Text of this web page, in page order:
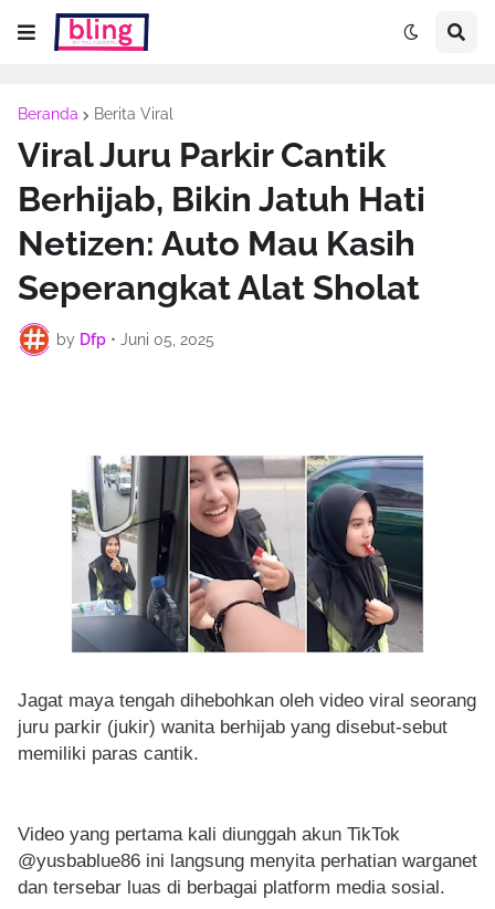
Beranda Berita Viral
Viral Juru Parkir Cantik
Berhijab, Bikin Jatuh Hati
Netizen: Auto Mau Kasih
Seperangkat Alat Sholat
by Dfp • Juni 05, 2025
Jagat maya tengah dihebohkan oleh video viral seorang
juru parkir (jukir) wanita berhijab yang disebut-sebut
memiliki paras cantik.
Video yang pertama kali diunggah akun TikTok
@yusbablue86 ini langsung menyita perhatian warganet
dan tersebar luas di berbagai platform media sosial.